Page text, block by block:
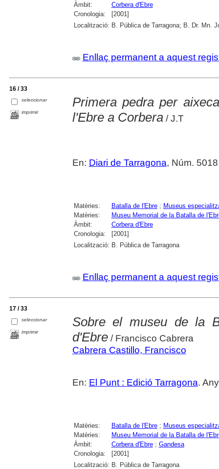
Àmbit:
Corbera d'Ebre
Cronologia:
[2001]
Localització: B. Pública de Tarragona; B. Dr. Mn.
Enllaç permanent a aquest
16 / 33
seleccionar
imprimir
Primera pedra per
l'Ebre a Corbera/ J.T
En: Diari de Tarragona, Núm.
Matèries: Batalla de l'Ebre; Museus
Matèries:
Museu Memorial de la Batalla de
Àmbit:
Corbera d'Ebre
Cronologia:
[2001]
Localització: B. Pública de Tarragona
Enllaç permanent a aquest
17 / 33
seleccionar
imprimir
Sobre el museu de la
d'Ebre/ Francisco Cabrera
Cabrera Castillo, Francisco
En: El Punt : Edició Tarragona.
Matèries: Batalla de l'Ebre; Museus
Matèries:
Museu Memorial de la Batalla de
Àmbit:
Corbera d'Ebre; Gandesa
Cronologia:
[2001]
Localització: B. Pública de Tarragona